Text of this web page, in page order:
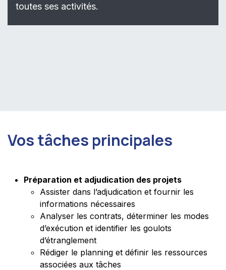
toutes ses activités.
Vos tâches principales
Préparation et adjudication des projets
Assister dans l’adjudication et fournir les
informations nécessaires
Analyser les contrats, déterminer les modes
d’exécution et identifier les goulots
d’étranglement
Rédiger le planning et définir les ressources
associées aux tâches